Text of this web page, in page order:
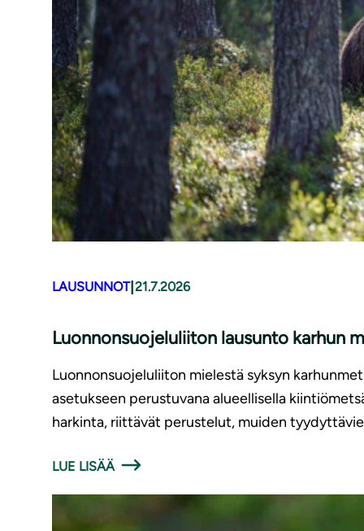
LAUSUNNOT| 21.7.2026
Luonnonsuojeluliiton lausunto karhun
Luonnonsuojeluliiton mielestä syksyn
asetukseen perustuvana alueellisella
harkinta, riittävät perustelut, muiden
LUE LISÄÄ